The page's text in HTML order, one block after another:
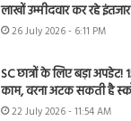
लाखों उम्मीदवार कर रहे इंतजार
26 July 2026 - 6:11 PM
SC छात्रों के लिए बड़ा
काम, वरना अटक सकती है
22 July 2026 - 11:54 AM